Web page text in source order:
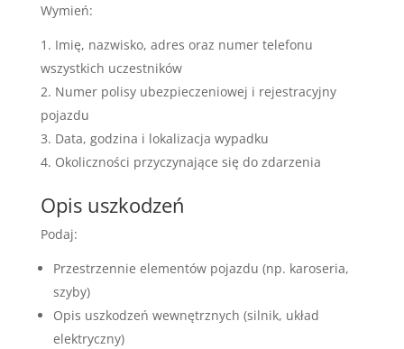
Wymień:
Imię, nazwisko, adres oraz numer telefonu
wszystkich uczestników
Numer polisy ubezpieczeniowej i rejestracyjny
pojazdu
Data, godzina i lokalizacja wypadku
Okoliczności przyczynające się do zdarzenia
Opis uszkodzeń
Podaj:
Przestrzennie elementów pojazdu (np. karoseria,
szyby)
Opis uszkodzeń wewnętrznych (silnik, układ
elektryczny)